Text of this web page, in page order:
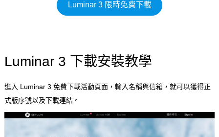
Luminar 3 限時免費下載
Luminar 3 下載安裝教學
進入 Luminar 3 免費下載活動頁面，輸入名稱與信箱，就可以獲得正
式版序號以及下載連結。